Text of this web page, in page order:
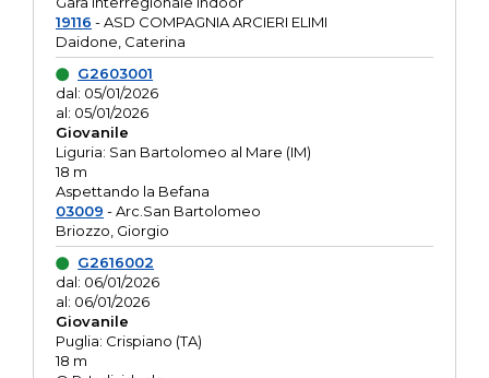
19116 - ASD COMPAGNIA ARCIERI ELIMI
Daidone, Caterina
G2603001
dal: 05/01/2026
al: 05/01/2026
Giovanile
Liguria: San Bartolomeo al Mare (IM)
18 m
Aspettando la Befana
03009 - Arc.San Bartolomeo
Briozzo, Giorgio
G2616002
dal: 06/01/2026
al: 06/01/2026
Giovanile
Puglia: Crispiano (TA)
18 m